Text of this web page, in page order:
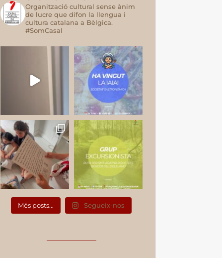
Organització cultural sense ànim
de lucre que difon la llengua i
cultura catalana a Bèlgica.
#SomCasal
Més posts... Segueix-nos